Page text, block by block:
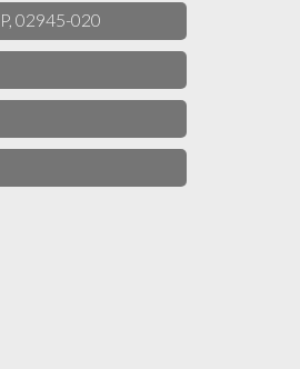
02945-020